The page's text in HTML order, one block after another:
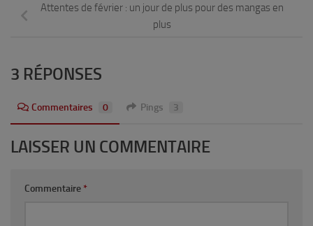
Attentes de février : un jour de plus pour des mangas en
plus
3 RÉPONSES
Commentaires 0 Pings 3
LAISSER UN COMMENTAIRE
Commentaire *